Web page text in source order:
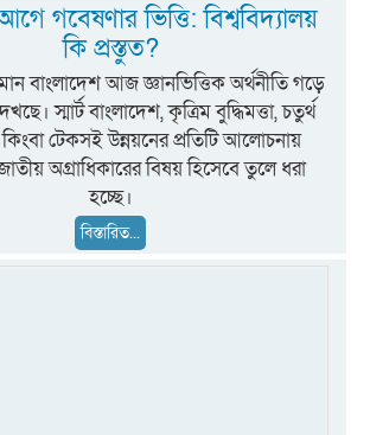
গবেষণার ভিত্তি: বিশ্ববিদ্যালয়
কি প্রস্তুত?
বাংলাদেশ আজ জ্ঞানভিত্তিক অর্থনীতি গড়ে
স্মার্ট বাংলাদেশ, কৃত্রিম বুদ্ধিমত্তা, চতুর্থ
কিংবা টেকসই উন্নয়নের প্রতিটি আলোচনায়
অগ্রাধিকারের বিষয় হিসেবে তুলে ধরা
হচ্ছে।
বিস্তারিত...